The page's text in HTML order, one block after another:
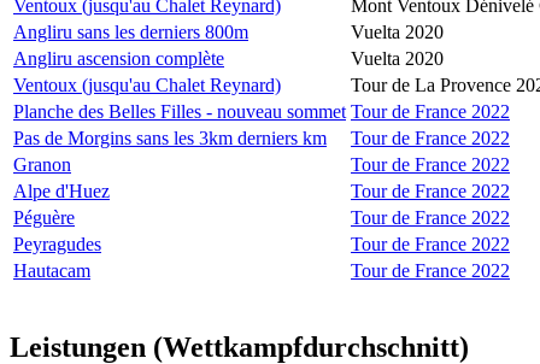
Ventoux (jusqu'au Chalet Reynard)
Mont Ventoux Dénivelé
Angliru sans les derniers 800m
Vuelta 2020
Angliru ascension complète
Vuelta 2020
Ventoux (jusqu'au Chalet Reynard)
Tour de La Provence
Planche des Belles Filles - nouveau sommet Tour de France 2022
Pas de Morgins sans les 3km derniers km
Tour de France 2022
Granon
Tour de France 2022
Alpe d'Huez
Tour de France 2022
Péguère
Tour de France 2022
Peyragudes
Tour de France 2022
Hautacam
Tour de France 2022
Leistungen (Wettkampfdurchschnitt)